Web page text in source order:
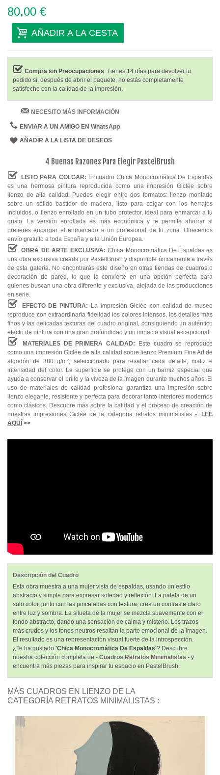
80,00 €
AÑADIR A LA CESTA
Compra sin Preocupaciones: Tienes 14 días para devolver tu
pedido si, después de abrir el paquete, no estás completamente
satisfecho con la calidad de la impresión.
NECESITO MÁS INFORMACIÓN
ENVIAR A UN AMIGO EN WhatsApp
AÑADIR A LA LISTA DE DESEOS
4 Buenas Razones Para Elegir PastelBrush
LISTO PARA COLGAR: El cuadro Chica Monocromática De Espaldas
es una hermosa pintura reproducida como una impresión Giclée sobre
lienzo de alta calidad. Puedes elegir entre dos formatos: lienzo montado
sobre un sólido bastidor de madera, listo para colgar con los herrajes
incluidos, o lienzo enrollado en un tubo protector, ideal para enmarcar a tu
gusto. La versión enrollada es más económica y te permite ahorrar si
prefieres encargar el enmarcado a un profesional de tu zona. Ofrecemos
envío gratuito a toda España y a la Unión Europea.
OBRA DE ARTE EXCLUSIVA:Chica Monocromática De Espaldas es
una obra exclusiva creada por PastelBrush y disponible únicamente a través
de esta galería. No encontrarás este diseño en otras tiendas de cuadros o
decoración de pared, lo que la convierte en una opción perfecta para
quienes buscan una obra diferente y exclusiva, alejada de las producciones
en serie.
EFECTO DE PINTURA: La impresión Giclée con calidad de museo
reproduce con extraordinaria fidelidad los colores intensos, los detalles más
finos y las delicadas texturas del cuadro original, consiguiendo un auténtico
efecto de pintura con una gran profundidad y un impacto visual excepcional.
MATERIALES DE PRIMERA CALIDAD: Este cuadro se reproduce
como una impresión Giclée de alta calidad sobre lienzo Premium Fine Art de
algodón de 380 g/m², seleccionado para resaltar cada detalle, matiz e
intensidad del color. La superficie se protege con un barniz especial que
ayuda a conservar el brillo y la viveza de la imagen durante muchos años. El
uso de materiales de calidad profesional garantiza una impresión sobre
lienzo elegante, resistente y perfecta para decorar tanto interiores modernos
como clásicos. Descubre más sobre la calidad y el proceso de creación de
nuestras impresiones Giclée de la categoría retratos minimalistas -: LEE
AQUÍ >>
Descripción del Cuadro
Esta obra muestra a una mujer vista de espaldas, usando un estilo
abstracto y simple para expresar soledad y reflexión. La paleta de un
solo color, junto con las pinceladas con textura, crea un contraste claro
entre luz y sombra. La silueta de la mujer se mezcla suavemente con el
fondo abstracto, dando una sensación de calma y misterio. Los trazos
más crudos y los tonos neutros resaltan la parte emocional de la imagen.
El resultado es una representación visual fuerte de la introspección.
¿Te ha gustado 'Chica Monocromática De Espaldas'? Descubre
nuestra colección completa de - Cuadros Retratos Minimalistas - y
encuentra más piezas para inspirar tu espacio en PastelBrush.
MÁS CUADROS EN LIENZO DE LA
CATEGORÍA RETRATOS MINIMALISTAS :